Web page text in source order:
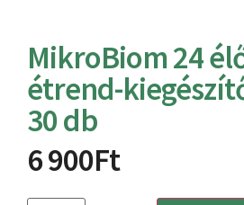
MikroBiom 24
étrend-
30 db
6 900Ft